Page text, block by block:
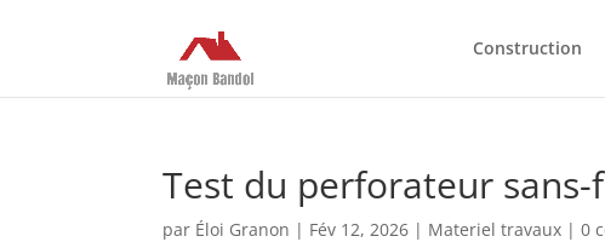
Construction
Test du perforateur sans-
par Éloi Granon | Fév 12, 2026 | Materiel travaux |0